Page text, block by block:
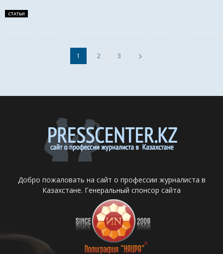
СТАТЬИ
1 2 3
Добро пожаловать на сайт о профессии журналиста в
Казахстане. Генеральный спонсор сайта